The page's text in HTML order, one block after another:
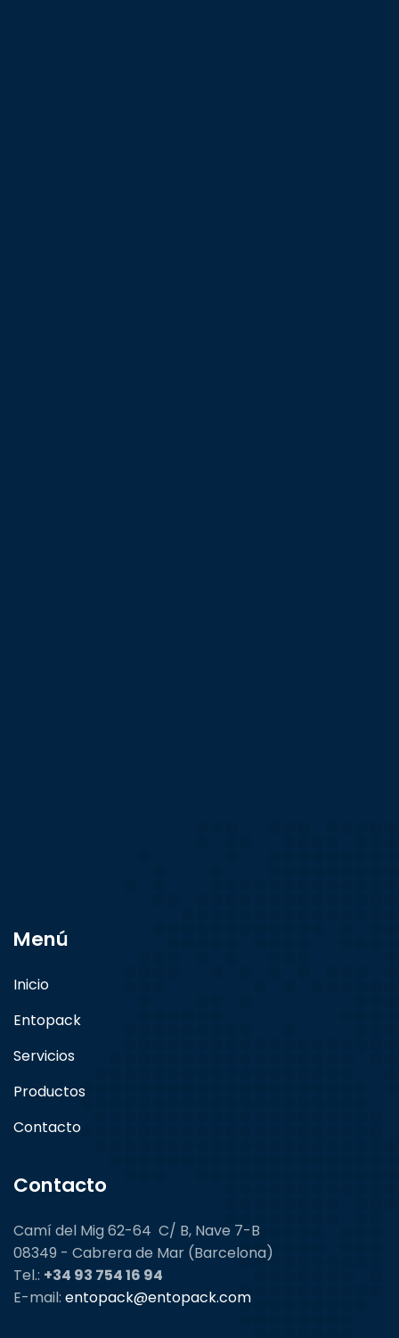
Menú
Inicio
Entopack
Servicios
Productos
Contacto
Contacto
Camí del Mig 62-64 C/ B, Nave 7-B
08349 - Cabrera de Mar (Barcelona)
Tel.: +34 93 754 16 94
E-mail: entopack@entopack.com